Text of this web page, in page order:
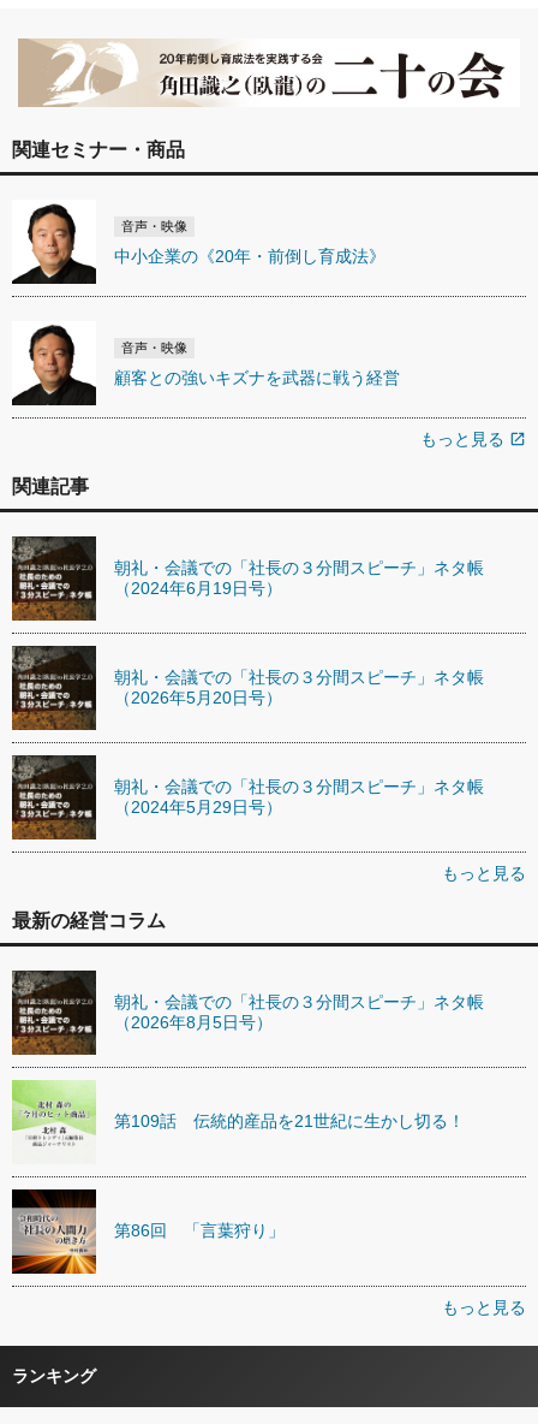
関連セミナー・商品
音声・映像
中小企業の《20年・前倒し育成法》
音声・映像
顧客との強いキズナを武器に戦う経営
もっと見る open_in_new
関連記事
朝礼・会議での「社長の３分間スピーチ」ネタ帳
（2024年6月19日号）
朝礼・会議での「社長の３分間スピーチ」ネタ帳
（2026年5月20日号）
朝礼・会議での「社長の３分間スピーチ」ネタ帳
（2024年5月29日号）
もっと見る
最新の経営コラム
朝礼・会議での「社長の３分間スピーチ」ネタ帳
（2026年8月5日号）
第109話 伝統的産品を21世紀に生かし切る！
第86回 「言葉狩り」
もっと見る
ランキング